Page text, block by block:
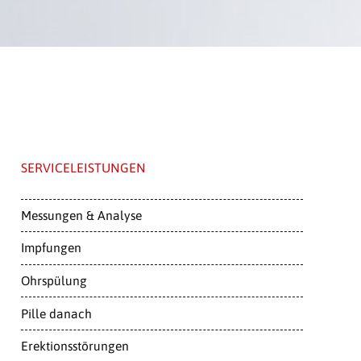
SERVICELEISTUNGEN
Messungen & Analyse
Impfungen
Ohrspülung
Pille danach
Erektionsstörungen